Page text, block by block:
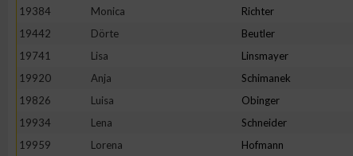
19384
Monica Richter
19442
Dörte Beutler
19741
Lisa Linsmayer
19920
Anja Schimanek
19826
Luisa Obinger
19934
Lena Schneider
19959
Lorena Hofmann